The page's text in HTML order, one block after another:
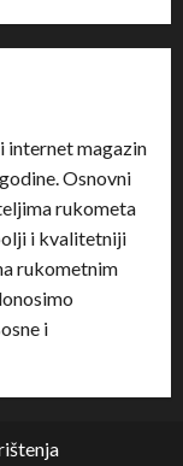
internet magazin
Osnovni
rukometa
i kvalitetniji
rukometnim
i